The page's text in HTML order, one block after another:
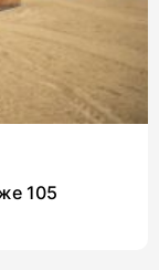
105